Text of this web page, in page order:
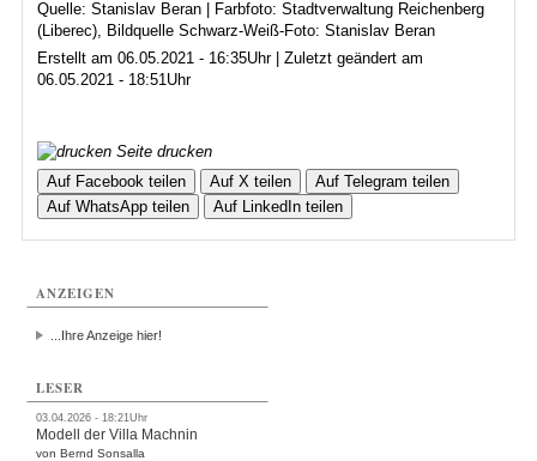
Quelle: Stanislav Beran | Farbfoto: Stadtverwaltung Reichenberg
(Liberec), Bildquelle Schwarz-Weiß-Foto: Stanislav Beran
Erstellt am 06.05.2021 - 16:35Uhr | Zuletzt geändert am
06.05.2021 - 18:51Uhr
Seite drucken
Auf Facebook teilen
Auf X teilen
Auf Telegram teilen
Auf WhatsApp teilen
Auf LinkedIn teilen
ANZEIGEN
...Ihre Anzeige hier!
LESER
03.04.2026 - 18:21Uhr
Modell der Villa Machnin
von Bernd Sonsalla